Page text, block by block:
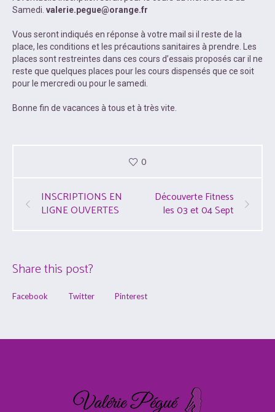
Samedi. valerie.pegue@orange.fr
Vous seront indiqués en réponse à votre mail si il reste de la
place, les conditions et les précautions sanitaires à prendre. Les
places sont restreintes dans ces cours d’essais proposés car il ne
reste que quelques places pour les cours dispensés que ce soit
pour le mercredi ou pour le samedi.
Bonne fin de vacances à tous et à très vite.
0
INSCRIPTIONS EN
LIGNE OUVERTES
Découverte Fitness
les 03 et 04 Sept
Share this post?
Facebook Twitter Pinterest